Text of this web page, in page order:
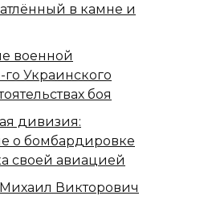
в камне и
военной
го Украинского
боя
дивизия:
о бомбардировке
своей авиацией
Викторович